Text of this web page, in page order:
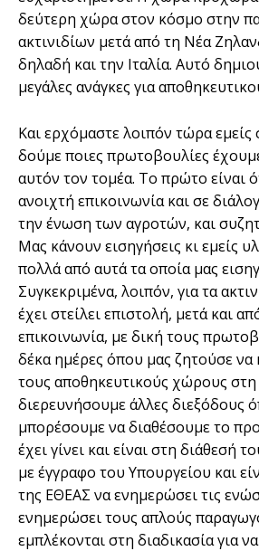
δεύτερη χώρα στον κόσμο στην
ακτινιδίων μετά από τη Νέα
δηλαδή και την Ιταλία. Αυτό
μεγάλες ανάγκες για
Και ερχόμαστε λοιπόν τώρα εμείς
δούμε ποιες πρωτοβουλίες
αυτόν τον τομέα. Το πρώτο είναι
ανοιχτή επικοινωνία και σε
την ένωση των αγροτών, και
Μας κάνουν εισηγήσεις κι εμείς
πολλά από αυτά τα οποία μας
Συγκεκριμένα, λοιπόν, για τα
έχει στείλει επιστολή, μετά και
επικοινωνία, με δική τους
δέκα ημέρες όπου μας ζητούσε
τους αποθηκευτικούς χώρους
διερευνήσουμε άλλες διεξόδους
μπορέσουμε να διαθέσουμε το
έχει γίνει και είναι στη διάθεσή
με έγγραφο του Υπουργείου και
της ΕΘΕΑΣ να ενημερώσει τις
ενημερώσει τους απλούς
εμπλέκονται στη διαδικασία για